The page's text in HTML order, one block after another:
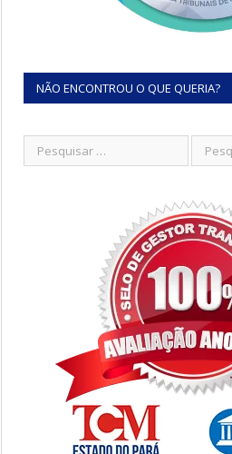
NÃO ENCONTROU O QUE QUERIA?